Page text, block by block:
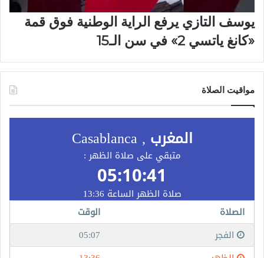
يوسف التازي يرفع الراية الوطنية فوق قمة
«كانغ ياتسي 2» في سن الـ15
مواقيت الصلاة